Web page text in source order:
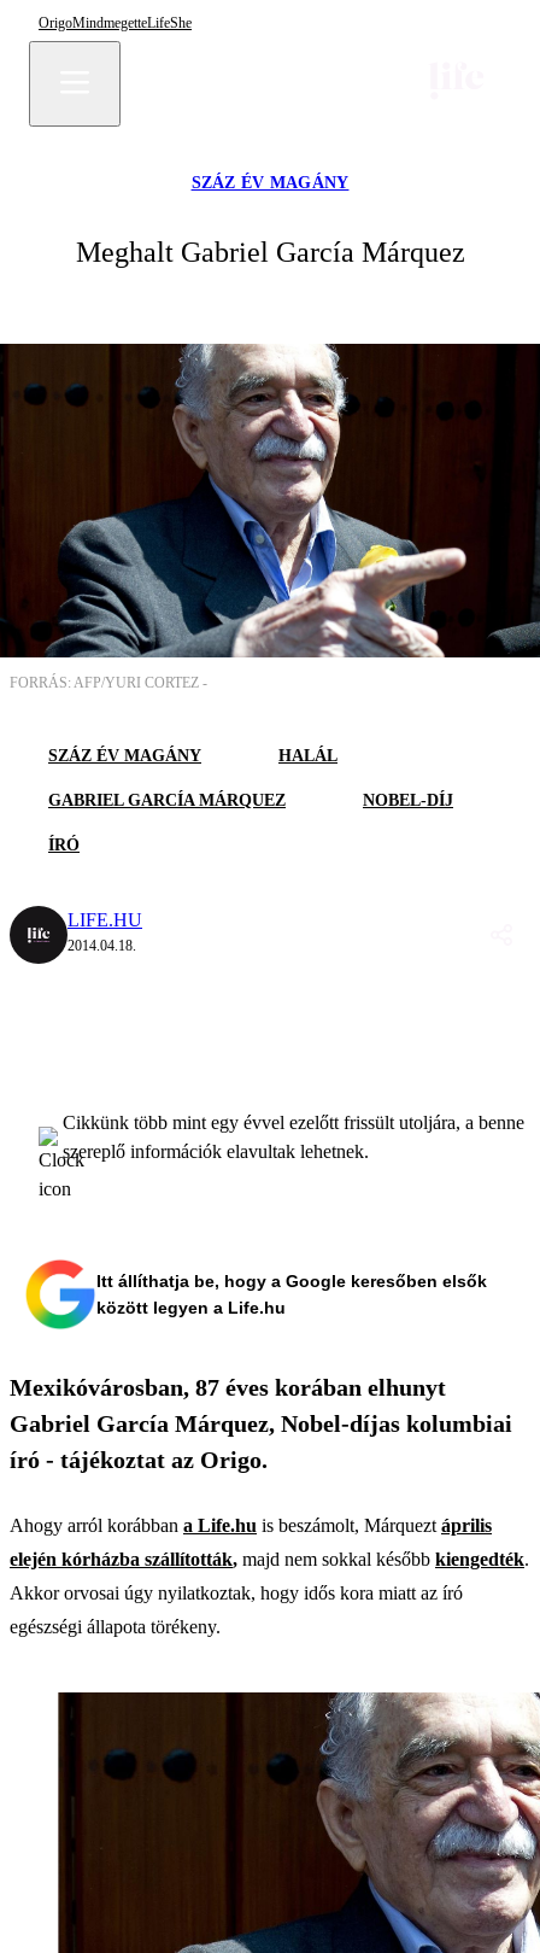
OrigoMindmegetteLifeShe
SZÁZ ÉV MAGÁNY
Meghalt Gabriel García Márquez
FORRÁS: AFP/YURI CORTEZ -
SZÁZ ÉV MAGÁNY HALÁL
GABRIEL GARCÍA MÁRQUEZ NOBEL-DÍJ
ÍRÓ
LIFE.HU
2014.04.18.
Cikkünk több mint egy évvel ezelőtt frissült utoljára, a benne
szereplő információk elavultak lehetnek.
Itt állíthatja be, hogy a Google keresőben elsők
között legyen a Life.hu
Mexikóvárosban, 87 éves korában elhunyt
Gabriel García Márquez, Nobel-díjas kolumbiai
író - tájékoztat az Origo.
Ahogy arról korábban a Life.hu is beszámolt, Márquezt április
elején kórházba szállították, majd nem sokkal később kiengedték.
Akkor orvosai úgy nyilatkoztak, hogy idős kora miatt az író
egészségi állapota törékeny.